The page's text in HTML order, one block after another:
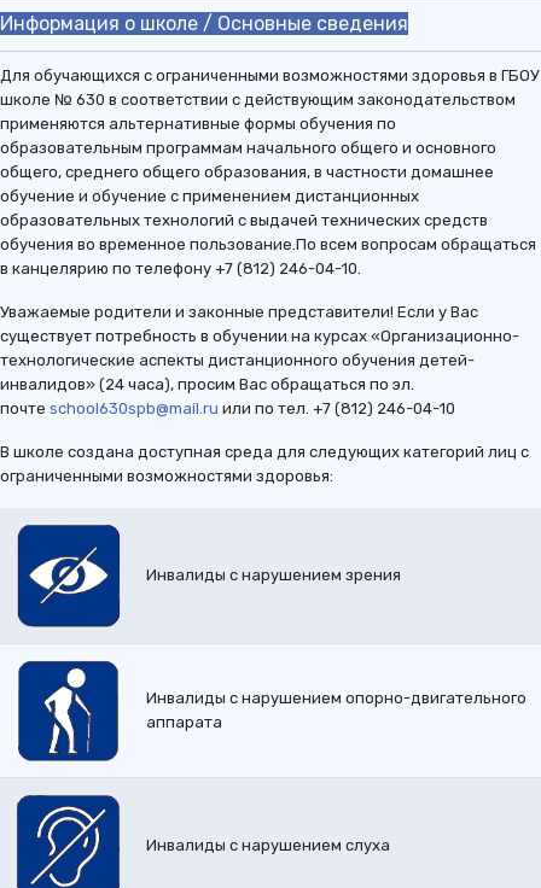
Информация о школе / Основные сведения
Для обучающихся с ограниченными возможностями здоровья в ГБОУ
школе № 630 в соответствии с действующим законодательством
применяются альтернативные формы обучения по
образовательным программам начального общего и основного
общего, среднего общего образования, в частности домашнее
обучение и обучение с применением дистанционных
образовательных технологий с выдачей технических средств
обучения во временное пользование.По всем вопросам обращаться
в канцелярию по телефону +7 (812) 246-04-10.
Уважаемые родители и законные представители! Если у Вас
существует потребность в обучении на курсах «Организационно-
технологические аспекты дистанционного обучения детей-
инвалидов» (24 часа), просим Вас обращаться по эл.
почте school630spb@mail.ru или по тел. +7 (812) 246-04-10
В школе создана доступная среда для следующих категорий лиц с
ограниченными возможностями здоровья:
Инвалиды с нарушением зрения
Инвалиды с нарушением опорно-двигательного
аппарата
Инвалиды с нарушением слуха